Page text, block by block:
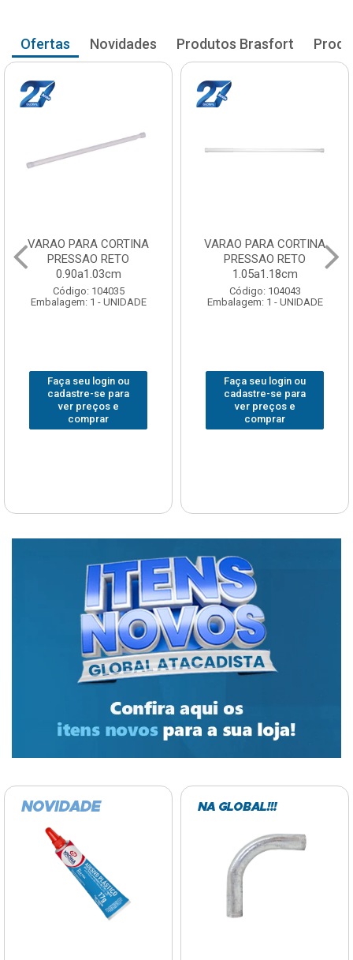
Ofertas Novidades Produtos Brasfort
VARAO PARA CORTINA
PRESSAO RETO
0.90a1.03cm
Código: 104035
Embalagem: 1 - UNIDADE
Faça seu login ou
cadastre-se para
ver preços e
comprar
VARAO PARA CORTINA
PRESSAO RETO
1.05a1.18cm
Código: 104043
Embalagem: 1 - UNIDADE
Faça seu login ou
cadastre-se para
ver preços e
comprar